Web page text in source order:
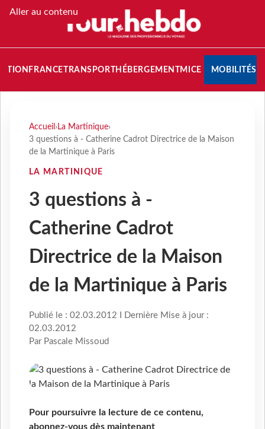
Aller au contenu
FRANCETRANSPORT HÉBERGEMENTMICE MOBILITÉS
Accueil › La Martinique›
3 questions à - Catherine Cadrot Directrice de la Maison
de la Martinique à Paris
LA MARTINIQUE
3 questions à -
Catherine Cadrot
Directrice de la Maison
de la Martinique à Paris
Publié le : 02.03.2012 I Dernière Mise à jour :
02.03.2012
Par Pascale Missoud
Pour poursuivre la lecture de ce contenu,
abonnez-vous dès maintenant